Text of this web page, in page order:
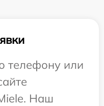
телефону или
Наш